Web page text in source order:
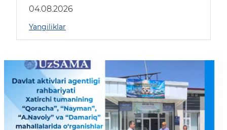
04.08.2026
Yangiliklar